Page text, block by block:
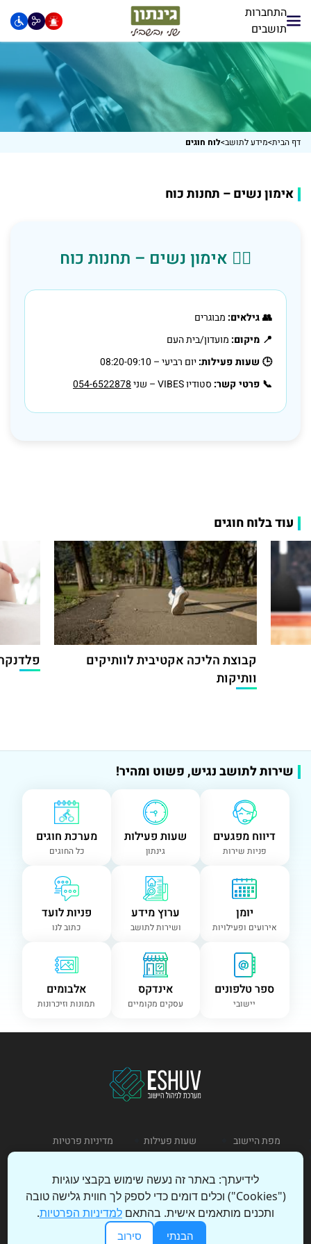
התחברות
תושבים
דף הבית>מידע לתושב>לוח חוגים
אימון נשים – תחנות כוח
🏋️‍♀️ אימון נשים – תחנות כוח
👥 גילאים: מבוגרים
📍 מיקום: מועדון/בית העם
🕒 שעות פעילות:יום רביעי – 08:20-09:10
📞 פרטי קשר: סטודיו VIBES – שני 054-6522878
עוד בלוח חוגים
קבוצת הליכה אקטיבית לוותיקים
וותיקות
שירות לתושב נגיש, פשוט ומהיר!
דיווח מפגעים
פניות שירות
שעות פעילות
גינתון
מערכת חוגים
כל החוגים
יומן
אירועים ופעילויות
ערוץ מידע
ושירות לתושב
פניות לועד
כתוב לנו
ספר טלפונים
יישובי
אינדקס
עסקים מקומיים
אלבומים
תמונות וזיכרונות
מפת היישוב שעות פעילות
מדיניות פרטיות
כניסת מנהל הצהרת נגישות
לידיעתך: באתר זה נעשה שימוש בקבצי עוגיות
("Cookies") וכלים דומים כדי לספק לך חווית גלישה טובה
ותכנים מותאמים אישית. בהתאם למדיניות הפרטיות.
הבנתי סירוב